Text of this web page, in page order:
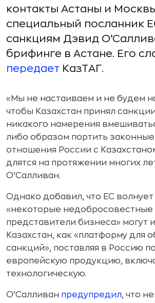
контакты Астаны и
специальный посланник
санкциям Дэвид
брифинге в Астане. Его
передает КазТАГ.
«Мы не настаиваем и не будем
чтобы Казахстан принял
никакого намерения
либо образом портить
отношения России с
длятся на протяжении многих
О’Салливан.
Однако добавил, что ЕС волнует
«некоторые недобросовестные
представители бизнеса» могут
Казахстан, как «платформу для
санкций», поставляя в Россию
европейскую продукцию,
технологическую.
О’Салливан предупредил, что